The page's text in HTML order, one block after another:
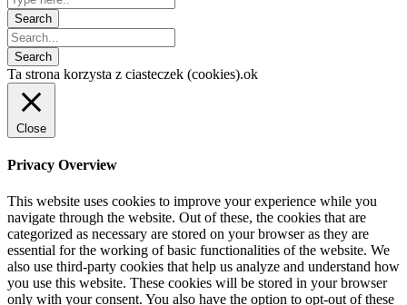
Ta strona korzysta z ciasteczek (cookies).ok
Close
Privacy Overview
This website uses cookies to improve your experience while you
navigate through the website. Out of these, the cookies that are
categorized as necessary are stored on your browser as they are
essential for the working of basic functionalities of the website. We
also use third-party cookies that help us analyze and understand how
you use this website. These cookies will be stored in your browser
only with your consent. You also have the option to opt-out of these